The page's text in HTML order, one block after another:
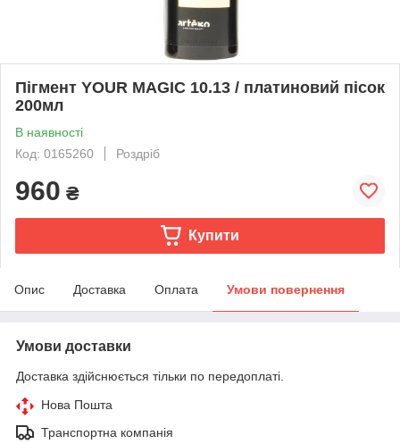
Пігмент YOUR MAGIC 10.13 / платиновий пісок
200мл
В наявності
Код: 0165260
Роздріб
960 ₴
Купити
Опис Доставка Оплата Умови повернення
Умови доставки
Доставка здійснюється тільки по передоплаті.
Нова Пошта
Транспортна компанія